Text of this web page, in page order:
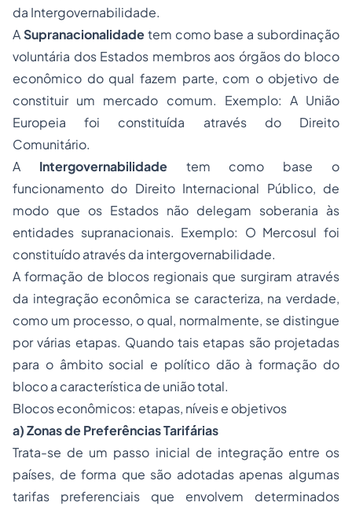
da Intergovernabilidade.
ASupranacionalidadetem como base a subordinação
voluntária dos Estados membros aos órgãos do bloco
econômico do qual fazem parte, com o objetivo de
constituir um mercado comum. Exemplo: A União
Europeia foi constituída através do Direito
Comunitário.
A Intergovernabilidadetem como base o
funcionamento do Direito Internacional Público, de
modo que os Estados não delegam soberania às
entidades supranacionais. Exemplo: O Mercosul foi
constituído através da intergovernabilidade.
A formação de blocos regionais que surgiram através
da integração econômica se caracteriza, na verdade,
como um processo, o qual, normalmente, se distingue
por várias etapas. Quando tais etapas são projetadas
para o âmbito social e político dão à formação do
bloco a característica de união total.
Blocos econômicos: etapas, níveis e objetivos
a) Zonas de Preferências Tarifárias
Trata-se de um passo inicial de integração entre os
países, de forma que são adotadas apenas algumas
tarifas preferenciais que envolvem determinados